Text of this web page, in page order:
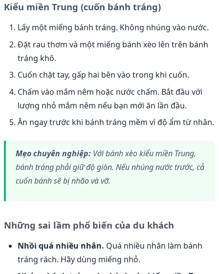
Kiểu miền Trung (cuốn bánh tráng)
Lấy một miếng bánh tráng. Không nhúng vào nước.
Đặt rau thơm và một miếng bánh xèo lên trên bánh
tráng khô.
Cuốn chặt tay, gấp hai bên vào trong khi cuốn.
Chấm vào mắm nêm hoặc nước chấm. Bắt đầu với
lượng nhỏ mắm nêm nếu bạn mới ăn lần đầu.
Ăn ngay trước khi bánh tráng mềm vì độ ẩm từ nhân.
Mẹo chuyên nghiệp: Với bánh xèo kiểu miền Trung,
bánh tráng phải giữ độ giòn. Nếu nhúng nước trước, cả
cuốn bánh sẽ bị nhão và vỡ.
Những sai lầm phổ biến của du khách
Nhồi quá nhiều nhân. Quá nhiều nhân làm bánh
tráng rách. Hãy dùng miếng nhỏ.